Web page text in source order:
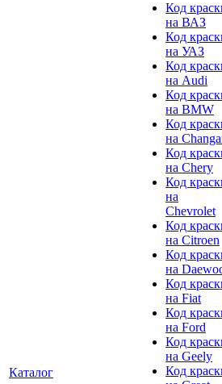
Каталог
Код
на ВАЗ
Код
на УАЗ
Код
на Audi
Код
на BMW
Код
на
Код
на Chery
Код
на
Chevrolet
Код
на Citroen
Код
на
Код
на Fiat
Код
на Ford
Код
на Geely
Код